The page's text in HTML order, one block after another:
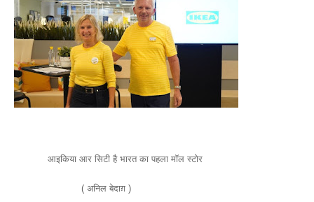
आइकिया आर सिटी है भारत का पहला मॉल स्टोर
( अनिल बेदाग़ )